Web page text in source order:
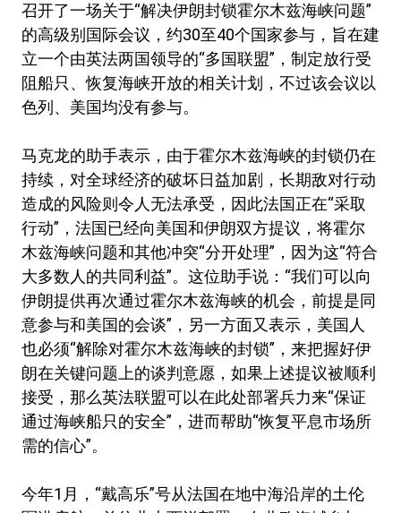
召开了一场关于“解决伊朗封锁霍尔木兹海峡问题”
的高级别国际会议，约30至40个国家参与，旨在建
立一个由英法两国领导的“多国联盟”，制定放行受
阻船只、恢复海峡开放的相关计划，不过该会议以
色列、美国均没有参与。
马克龙的助手表示，由于霍尔木兹海峡的封锁仍在
持续，对全球经济的破坏日益加剧，长期敌对行动
造成的风险则令人无法承受，因此法国正在“采取
行动”，法国已经向美国和伊朗双方提议，将霍尔
木兹海峡问题和其他冲突“分开处理”，因为这“符合
大多数人的共同利益”。这位助手说：“我们可以向
伊朗提供再次通过霍尔木兹海峡的机会，前提是同
意参与和美国的会谈”，另一方面又表示，美国人
也必须“解除对霍尔木兹海峡的封锁”，来把握好伊
朗在关键问题上的谈判意愿，如果上述提议被顺利
接受，那么英法联盟可以在此处部署兵力来“保证
通过海峡船只的安全”，进而帮助“恢复平息市场所
需的信心”。
今年1月，“戴高乐”号从法国在地中海沿岸的土伦